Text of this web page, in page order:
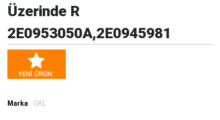
Üzerinde R
2E0953050A,2E0945981
Marka : GKL